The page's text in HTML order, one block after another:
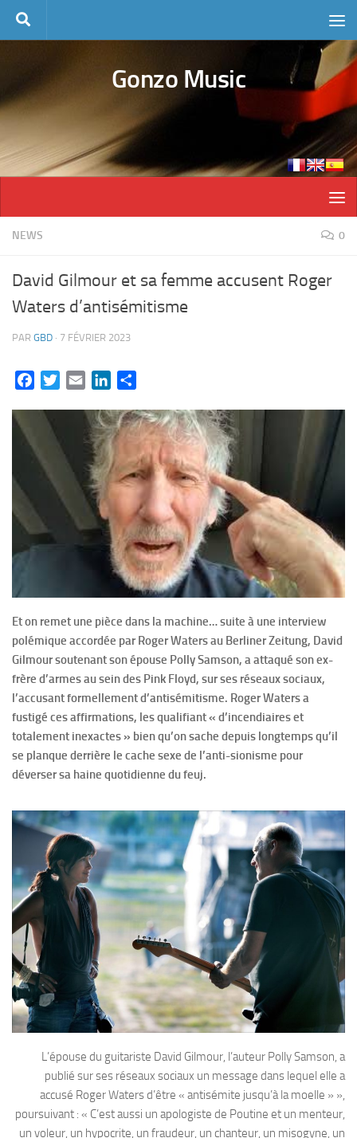
Skip to content
Gonzo Music
NEWS 0
David Gilmour et sa femme accusent Roger
Waters d’antisémitisme
PAR GBD · 7 FÉVRIER 2023
FacebookTwitterEmail LinkedIn
Et on remet une pièce dans la machine… suite à une interview
polémique accordée par Roger Waters au Berliner Zeitung, David
Gilmour soutenant son épouse Polly Samson, a attaqué son ex-
frère d’armes au sein des Pink Floyd, sur ses réseaux sociaux,
l’accusant formellement d’antisémitisme. Roger Waters a
fustigé ces affirmations, les qualifiant « d’incendiaires et
totalement inexactes » bien qu’on sache depuis longtemps qu’il
se planque derrière le cache sexe de l’anti-sionisme pour
déverser sa haine quotidienne du feuj.
L’épouse du guitariste David Gilmour, l’auteur Polly Samson, a
publié sur ses réseaux sociaux un message dans lequel elle a
accusé Roger Waters d’être « antisémite jusqu’à la moelle » »,
poursuivant : « C’est aussi un apologiste de Poutine et un menteur,
un voleur, un hypocrite, un fraudeur, un chanteur, un misogyne, un